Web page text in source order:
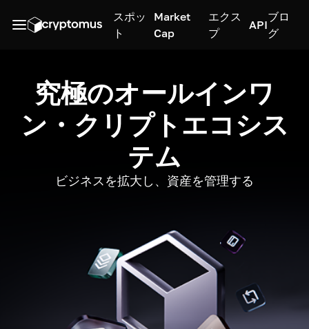
スポッ
ト
Market
Cap
エクス
プ
API
ブロ
グ
究極のオールインワ
ン・クリプトエコシス
テム
ビジネスを拡大し、資産を管理する